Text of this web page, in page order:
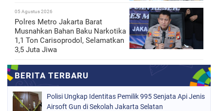
05 Agustus 2026
Polres Metro Jakarta Barat
Musnahkan Bahan Baku Narkotika
1,1 Ton Carisoprodol, Selamatkan
3,5 Juta Jiwa
Polisi Ungkap Identitas Pemilik 995 Senjata Api Jenis
Airsoft Gun di Sekolah Jakarta Selatan